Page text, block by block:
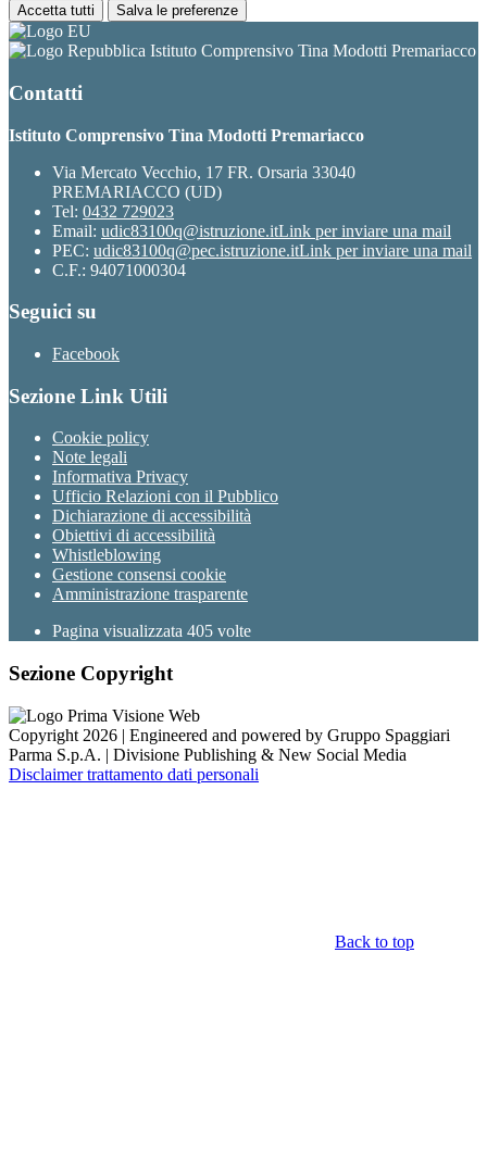
Accetta tutti Salva le preferenze
Istituto Comprensivo Tina Modotti Premariacco
Contatti
Istituto Comprensivo Tina Modotti Premariacco
Via Mercato Vecchio, 17 FR. Orsaria 33040
PREMARIACCO (UD)
Tel: 0432 729023
Email: udic83100q@istruzione.itLink per inviare una mail
PEC: udic83100q@pec.istruzione.itLink per inviare una mail
C.F.: 94071000304
Seguici su
Facebook
Sezione Link Utili
Cookie policy
Note legali
Informativa Privacy
Ufficio Relazioni con il Pubblico
Dichiarazione di accessibilità
Obiettivi di accessibilità
Whistleblowing
Gestione consensi cookie
Amministrazione trasparente
Pagina visualizzata 405 volte
Sezione Copyright
Copyright 2026 | Engineered and powered by Gruppo Spaggiari
Parma S.p.A. | Divisione Publishing & New Social Media
Disclaimer trattamento dati personali
Back to top